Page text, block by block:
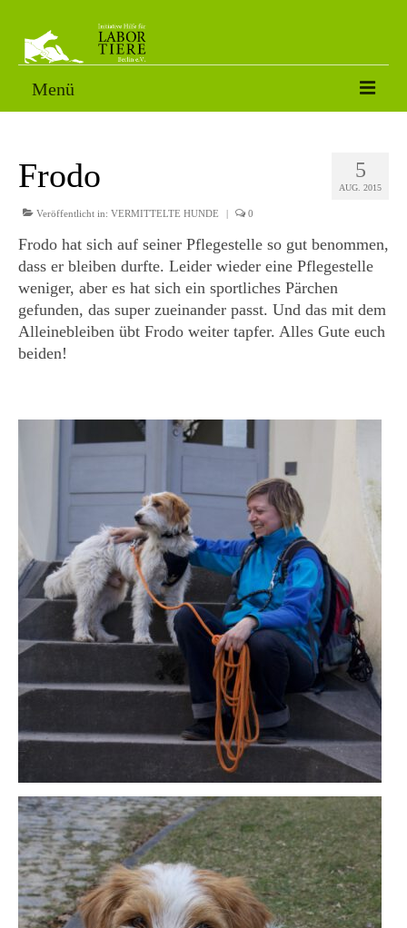
Menü
SORGENFÄLLE
PATENSCHAFT
AKTUELLES
FOTOS
NACH DEM LABOR
ÜBER UNS
5
AUG. 2015
Frodo
Veröffentlicht in: VERMITTELTE HUNDE | 0
Frodo hat sich auf seiner Pflegestelle so gut benommen,
dass er bleiben durfte. Leider wieder eine Pflegestelle
weniger, aber es hat sich ein sportliches Pärchen
gefunden, das super zueinander passt. Und das mit dem
Alleinebleiben übt Frodo weiter tapfer. Alles Gute euch
beiden!